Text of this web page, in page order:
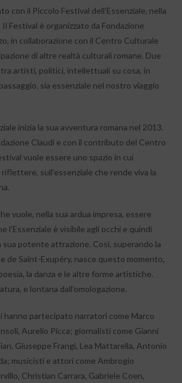
con il Piccolo Festival dell’Essenziale, nella
Festival è organizzato da Fondazione
in collaborazione con il Centro Culturale
di altre realtà culturali romane. Due
artisti, politici, intellettuali su cosa, in
sia essenziale nel nostro viaggio
inizia la sua avventura romana nel 2013.
Claudi e con il contributo del Centro
vuole essere uno spazio in cui
sull’essenziale che rende viva la
vuole, nella sua ardua impresa, essere
l’Essenziale è visibile agli occhi e quindi
sua potente attrazione. Così, superando la
de Saint-Exupéry, nasce questo momento,
la danza e le altre forme artistiche.
e lontana dall’omologazione.
hanno partecipato narratori come Marco
Aurelio Picca; giornalisti come Gianni
Giuseppe Frangi, Lea Mattarella, Antonio
musicisti e attori come Ambrogio
Christian Carrara, Gabriele Coen,